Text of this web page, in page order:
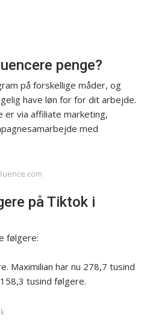
penge?
på forskellige måder, og
have løn for for dit arbejde.
er via affiliate marketing,
med
på Tiktok i
følgere:
Maximilian har nu 278,7 tusind
tusind følgere.